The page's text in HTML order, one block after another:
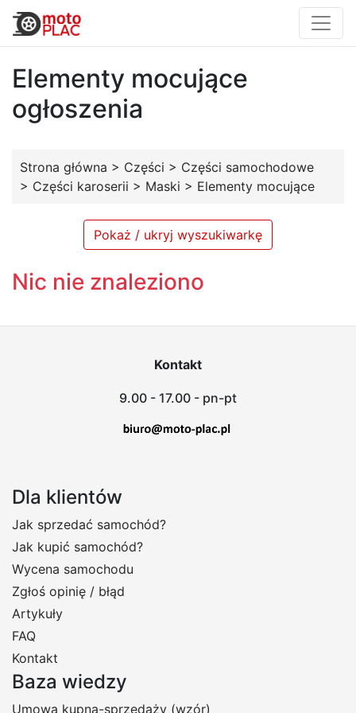
Elementy mocujące
ogłoszenia
Strona główna > Części > Części samochodowe
> Części karoserii > Maski > Elementy mocujące
Pokaż / ukryj wyszukiwarkę
Nic nie znaleziono
Kontakt
9.00 - 17.00 - pn-pt
Dla klientów
Jak sprzedać samochód?
Jak kupić samochód?
Wycena samochodu
Zgłoś opinię / błąd
Artykuły
FAQ
Kontakt
Baza wiedzy
Umowa kupna-sprzedaży (wzór)